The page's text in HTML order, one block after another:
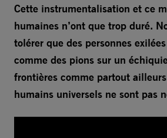
Cette instrumentalisation et ce
humaines n’ont que trop duré.
tolérer que des personnes
comme des pions sur un
frontières comme partout
humains universels ne sont pas